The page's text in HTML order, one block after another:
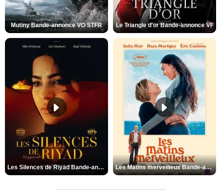
Mutiny Bande-annonce VO STFR Le Triangle d'or Bande-annonce VF
Les Silences de Riyad Bande-annonce VO STFR Les Matins merveilleux Bande-annonce VF